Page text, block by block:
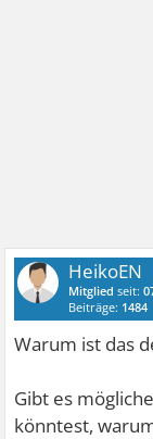
HeikoEN
Mitglied seit:
Beiträge: 1484
Warum ist das
Gibt es
könntest,